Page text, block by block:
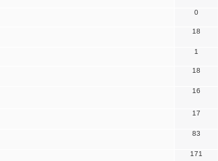
0
18
1
18
16
17
83
171